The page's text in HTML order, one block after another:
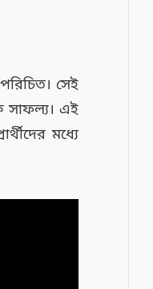
সেই
সাফল্য। এই
মধ্যে